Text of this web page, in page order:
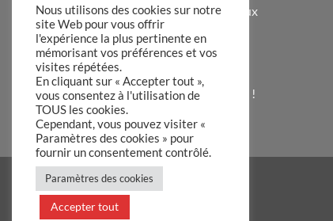
Formulaire Idées Cadeaux
Témoignages Clients
Code de Réduction
S’inscrire à la Newsletter !
A Propos de Hadiia
Nous utilisons des cookies sur notre
site Web pour vous offrir
l'expérience la plus pertinente en
mémorisant vos préférences et vos
visites répétées.
En cliquant sur « Accepter tout »,
vous consentez à l'utilisation de
TOUS les cookies.
Cependant, vous pouvez visiter «
Paramètres des cookies » pour
fournir un consentement contrôlé.
Paramètres des cookies
Accepter tout